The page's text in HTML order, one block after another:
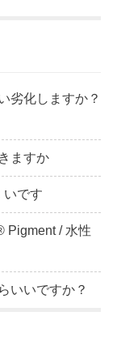
劣化しますか？
ますか
いです
Pigment / 水性
いいですか？